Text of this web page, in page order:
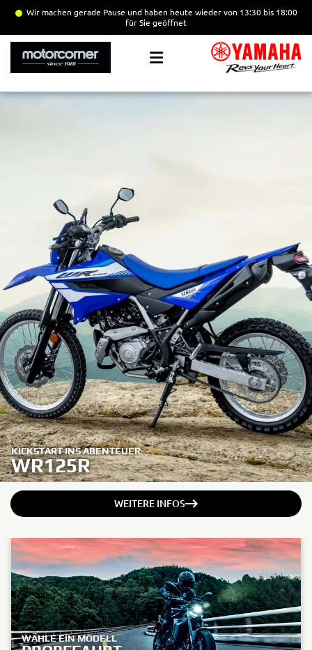
Wir machen gerade Pause und haben heute wieder von 13:30 bis 18:00
für Sie geöffnet
KICKSTART INS ABENTEUER
WR125R
WEITERE INFOS
WÄHLE EIN MODELL